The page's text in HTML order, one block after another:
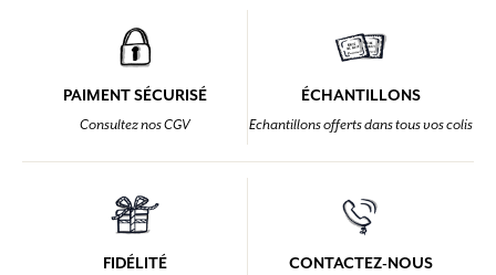
PAIMENT SÉCURISÉ
Consultez nos CGV
ÉCHANTILLONS
Echantillons offerts dans tous vos colis
FIDÉLITÉ CONTACTEZ-NOUS